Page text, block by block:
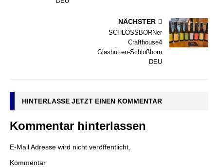
NÄCHSTER
SCHLOSSBORNer
Crafthouse4
Glashütten-Schloßborn
DEU
HINTERLASSE JETZT EINEN KOMMENTAR
Kommentar hinterlassen
E-Mail Adresse wird nicht veröffentlicht.
Kommentar